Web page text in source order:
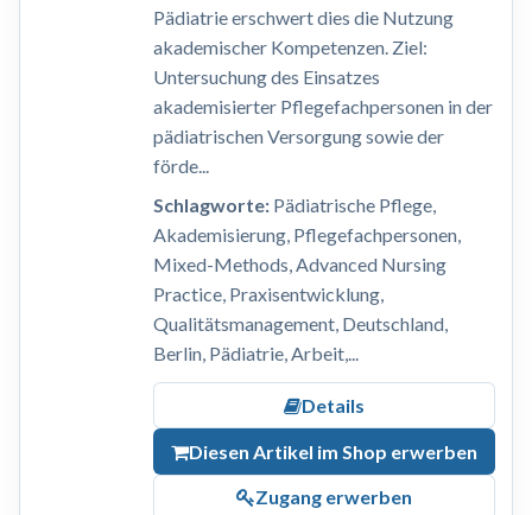
Pädiatrie erschwert dies die Nutzung
akademischer Kompetenzen. Ziel:
Untersuchung des Einsatzes
akademisierter Pflegefachpersonen in der
pädiatrischen Versorgung sowie der
förde...
Schlagworte:Pädiatrische Pflege,
Akademisierung, Pflegefachpersonen,
Mixed-Methods, Advanced Nursing
Practice, Praxisentwicklung,
Qualitätsmanagement, Deutschland,
Berlin, Pädiatrie, Arbeit,...
Details
Diesen Artikel im Shop erwerben
Zugang erwerben